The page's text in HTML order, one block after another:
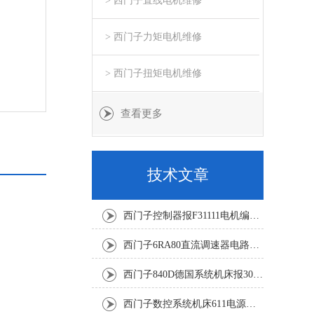
> 西门子力矩电机维修
> 西门子扭矩电机维修
查看更多
技术文章
西门子控制器报F31111电机编码器坏修复解决
西门子6RA80直流调速器电路板坏销售修理单位
西门子840D德国系统机床报300501修复解决
西门子数控系统机床611电源模块灯不显示修复解决